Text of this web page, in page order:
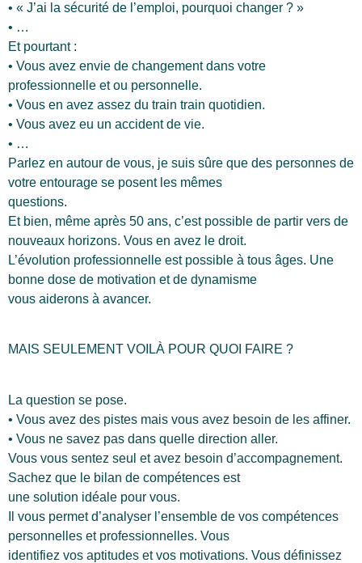
• « J’ai la sécurité de l’emploi, pourquoi changer ? »
• …
Et pourtant :
• Vous avez envie de changement dans votre
professionnelle et ou personnelle.
• Vous en avez assez du train train quotidien.
• Vous avez eu un accident de vie.
• …
Parlez en autour de vous, je suis sûre que des personnes de
votre entourage se posent les mêmes
questions.
Et bien, même après 50 ans, c’est possible de partir vers de
nouveaux horizons. Vous en avez le droit.
L’évolution professionnelle est possible à tous âges. Une
bonne dose de motivation et de dynamisme
vous aiderons à avancer.
MAIS SEULEMENT VOILÀ POUR QUOI FAIRE ?
La question se pose.
• Vous avez des pistes mais vous avez besoin de les affiner.
• Vous ne savez pas dans quelle direction aller.
Vous vous sentez seul et avez besoin d’accompagnement.
Sachez que le bilan de compétences est
une solution idéale pour vous.
Il vous permet d’analyser l’ensemble de vos compétences
personnelles et professionnelles. Vous
identifiez vos aptitudes et vos motivations. Vous définissez